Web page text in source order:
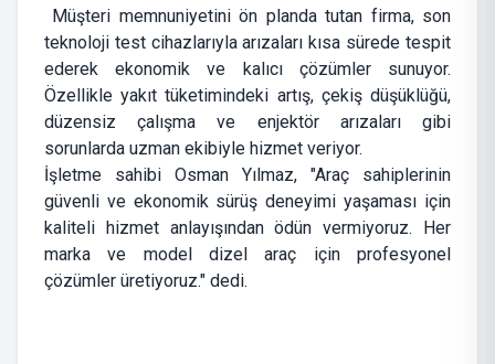
Müşteri memnuniyetini ön planda tutan firma, son
teknoloji test cihazlarıyla arızaları kısa sürede tespit
ederek ekonomik ve kalıcı çözümler sunuyor.
Özellikle yakıt tüketimindeki artış, çekiş düşüklüğü,
düzensiz çalışma ve enjektör arızaları gibi
sorunlarda uzman ekibiyle hizmet veriyor.
İşletme sahibi Osman Yılmaz, "Araç sahiplerinin
güvenli ve ekonomik sürüş deneyimi yaşaması için
kaliteli hizmet anlayışından ödün vermiyoruz. Her
marka ve model dizel araç için profesyonel
çözümler üretiyoruz." dedi.